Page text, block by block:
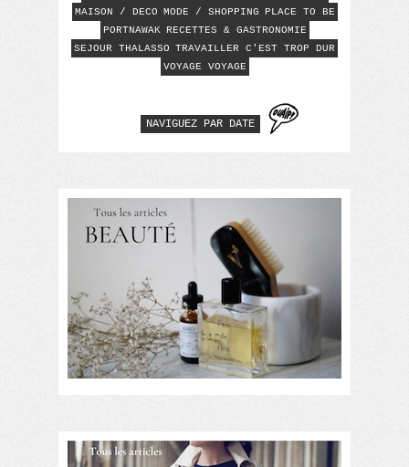
MAISON / DECO MODE / SHOPPING PLACE TO BE
PORTNAWAK RECETTES & GASTRONOMIE
SEJOUR THALASSO TRAVAILLER C'EST TROP DUR
VOYAGE VOYAGE
NAVIGUEZ PAR DATE